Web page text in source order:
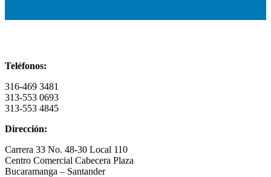
Teléfonos:
316-469 3481
313-553 0693
313-553 4845
Dirección:
Carrera 33 No. 48-30 Local 110
Centro Comercial Cabecera Plaza
Bucaramanga – Santander